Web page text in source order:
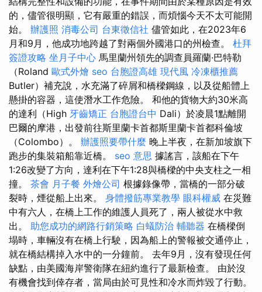
的，儘管很明顯，它有嚴重的錯誤，而煩惱今天不太可能開
始。 辦護照 消毒公司 台東徵信社 儘管如此，在2023年6
月和9月，他成功地跨越了對兩個外國港口的州檢查。 杜拜
簽證攻略 坐月子中心 馬里蘭州領先的調查員羅蘭·巴特勒
（Roland 歐式外燴 seo 台胞證高雄 現代風 冷凍櫃推薦
Butler）補充說，水充滿了碎屑和橋樑鋼線，以及從船體上
懸掛的容器，這使潛水工作危險。 和他的貨物大約30米高
的達利（High 牙齒矯正 台胞證台中 Dali）於凌晨1點離開
巴爾的摩港，出發前往斯里蘭卡首都斯里蘭卡首都科倫坡
（Colombo）。 辦護照要帶什麼 晚上半夜，在新加坡旗下
跑步的集裝箱船靠近橋。 seo 意思 據謠言，該船在下午
1:26改變了方向，達利在下午1:28與橋樑的中央支柱之一相
撞。 茶會 月子餐 外燴公司 根據錄像帶，當橋的一部分破
裂時，煙從船上出來。 身體撥筋專業教學 眼科權威 在災難
中有六人，在橋上工作的維護人員死了，兩人被從水中救
出。 助您成功的網路行銷策略 白蟻防治 輔聽器 在橋樑倒
塌時，車輛沒有在橋上行駛，因為船上的警報被交通停止，
就在橋結構掉入水中的一分鐘前。 去年9月，沒有發現任何
缺點，由美國海岸警衛隊在紐約進行了最新檢查。 由於沒
有機會找到倖存者，當局由於可見性和冷水而炸毀了行動。